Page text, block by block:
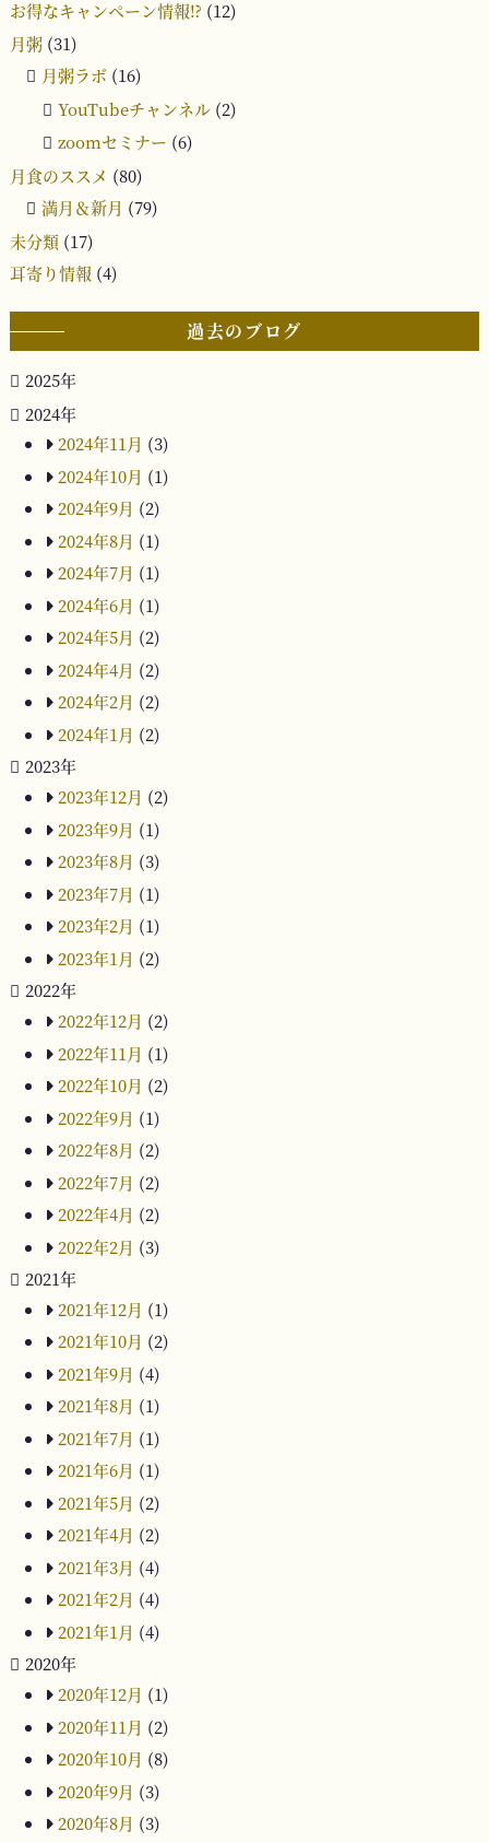
お得なキャンペーン情報⁉︎ (12)
月粥(31)
月粥ラボ (16)
YouTubeチャンネル(2)
zoomセミナー (6)
月食のススメ (80)
満月＆新月 (79)
未分類(17)
耳寄り情報 (4)
過去のブログ
2025年
2024年
2024年11月 (3)
2024年10月 (1)
2024年9月 (2)
2024年8月 (1)
2024年7月 (1)
2024年6月 (1)
2024年5月 (2)
2024年4月 (2)
2024年2月 (2)
2024年1月 (2)
2023年
2023年12月 (2)
2023年9月 (1)
2023年8月 (3)
2023年7月 (1)
2023年2月 (1)
2023年1月 (2)
2022年
2022年12月 (2)
2022年11月 (1)
2022年10月 (2)
2022年9月 (1)
2022年8月 (2)
2022年7月 (2)
2022年4月 (2)
2022年2月 (3)
2021年
2021年12月 (1)
2021年10月 (2)
2021年9月 (4)
2021年8月 (1)
2021年7月 (1)
2021年6月 (1)
2021年5月 (2)
2021年4月 (2)
2021年3月 (4)
2021年2月 (4)
2021年1月 (4)
2020年
2020年12月 (1)
2020年11月 (2)
2020年10月 (8)
2020年9月 (3)
2020年8月 (3)